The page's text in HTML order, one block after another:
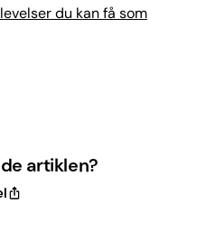
du kan få som
artiklen?